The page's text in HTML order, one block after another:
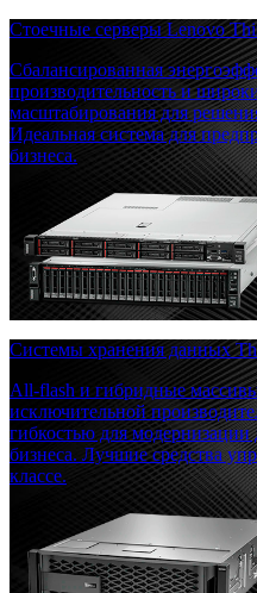
Стоечные серверы Lenovo
Сбалансированная
производительность и
масштабирования для
Идеальная система для
бизнеса.
Системы хранения данных
All-flash и гибридные
исключительной
гибкостью для модернизации
бизнеса. Лучшие средства
классе.